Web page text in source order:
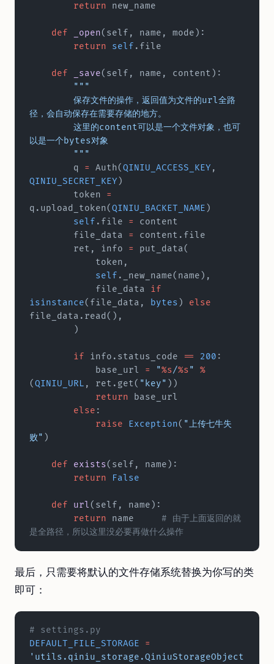
        return
new_name
    def
_open(self, name, mode):
        return
self .file
    def
_save(self, name, content):
        """
径，会自动保存在需要存储的地方。
以是一个bytes对象
        """
        q
= Auth(QINIU_ACCESS_KEY
QINIU_SECRET_KEY )
        token
=
q.upload_token(QINIU_BACKET_NAME )
        self
.file =
content
        file_data
=
content.file
        ret, info
=
put_data(
            token,
            self
._new_name(name),
            file_data
if
isinstance(file_data, bytes ) else
file_data.read(),
        )
        if
info.status_code == 200 :
            base_url
= "%s/%s"
%
(QINIU_URL , ret.get( "key" ))
            return
base_url
        else
:
            raise
Exception( "上传七牛失
败" )
    def
exists(self, name):
        return
False
    def
url(self, name):
        return
# 由于上面返回的就
是全路径，所以这里没必要再做什么操作
最后，只需要将默认的文件存储系统替换为你写的类
即可：
# settings.py
DEFAULT_FILE_STORAGE =
'utils.qiniu_storage.QiniuStorageObject